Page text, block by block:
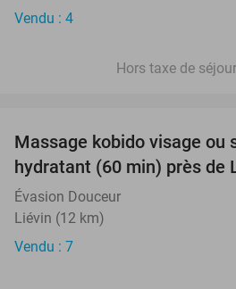
Vendu : 4
Hors taxe de
Massage kobido visage ou
hydratant (60 min) près de
Évasion Douceur
Liévin (12 km)
Vendu : 7